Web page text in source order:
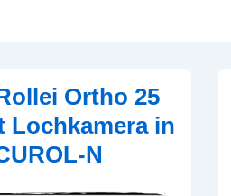
Ortho 25
Lochkamera in
N